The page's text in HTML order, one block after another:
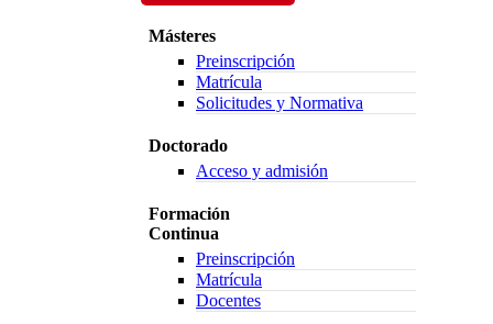
Másteres
Preinscripción
Matrícula
Solicitudes y Normativa
Doctorado
Acceso y admisión
Formación
Continua
Preinscripción
Matrícula
Docentes